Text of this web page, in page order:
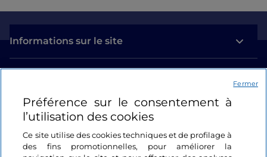
Informations sur le site
Se connecter
Suivez-nous
Préférence sur le consentement à
l’utilisation des cookies
Ce site utilise des cookies techniques et de profilage à
des fins promotionnelles, pour améliorer la
Fermer